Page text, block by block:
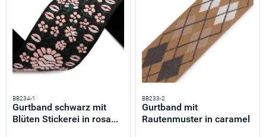
BB234-1
Gurtband schwarz mit
Blüten Stickerei in rosa...
BB233-2
Gurtband mit
Rautenmuster in caramel